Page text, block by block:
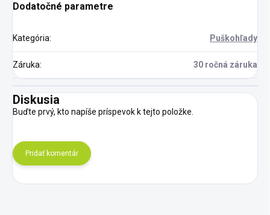
Dodatočné parametre
Kategória: Puškohľady
Záruka: 30 ročná záruka
Diskusia
Buďte prvý, kto napíše príspevok k tejto položke.
Pridať komentár